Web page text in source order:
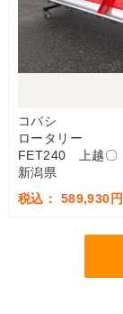
コバシ
ロータリー
FET240 上越〇
新潟県
税込： 589,930円